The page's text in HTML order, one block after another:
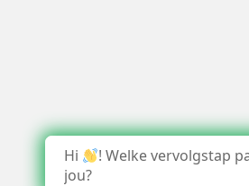
Hi
! Welke vervolgstap
jou?